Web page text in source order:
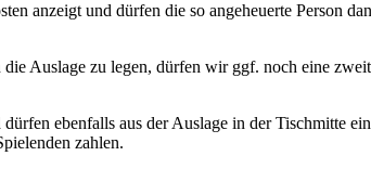
anzeigt und dürfen die so angeheuerte Person
Auslage zu legen, dürfen wir ggf. noch eine
ebenfalls aus der Auslage in der Tischmitte
zahlen.